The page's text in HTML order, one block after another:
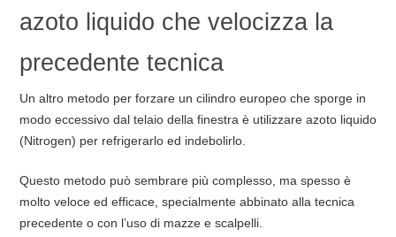
azoto liquido che velocizza la
precedente tecnica
Un altro metodo per forzare un cilindro europeo che sporge in
modo eccessivo dal telaio della finestra è utilizzare azoto liquido
(Nitrogen) per refrigerarlo ed indebolirlo.
Questo metodo può sembrare più complesso, ma spesso è
molto veloce ed efficace, specialmente abbinato alla tecnica
precedente o con l’uso di mazze e scalpelli.